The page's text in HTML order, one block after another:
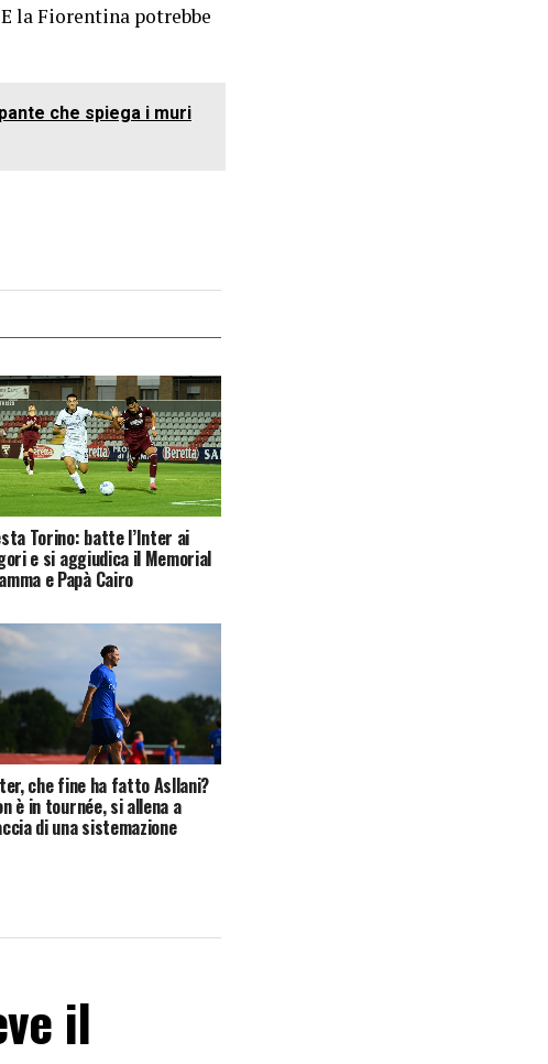
la Fiorentina potrebbe
che spiega i muri
Torino: batte l’Inter ai
e si aggiudica il Memorial
e Papà Cairo
che fine ha fatto Asllani?
è in tournée, si allena a
di una sistemazione
il